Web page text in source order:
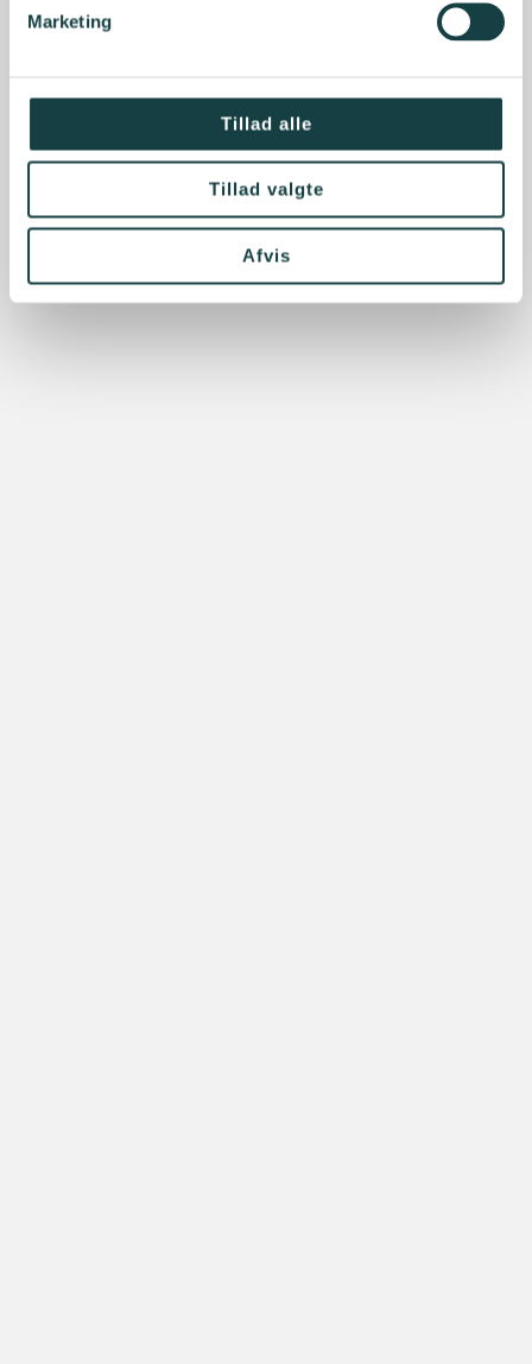
Marketing
Tillad alle
Tillad valgte
Afvis